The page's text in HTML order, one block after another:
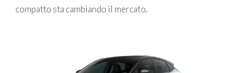
compatto sta cambiando il mercato.